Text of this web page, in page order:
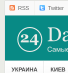
RSS Twitter
УКРАИНА КИЕВ